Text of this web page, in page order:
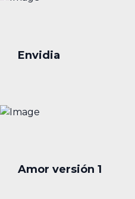
Envidia
Amor versión 1